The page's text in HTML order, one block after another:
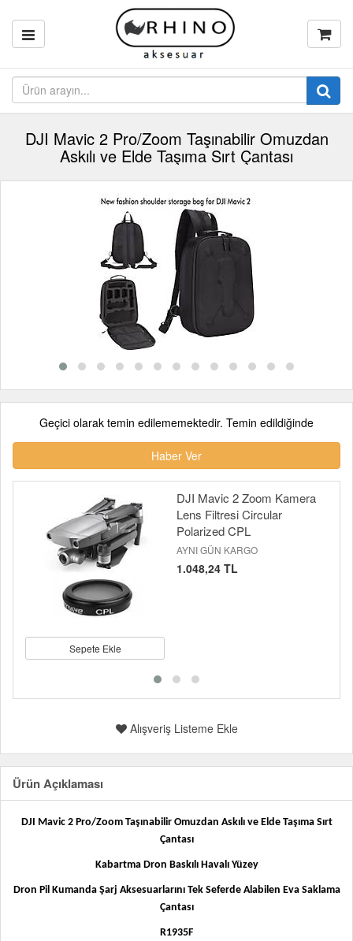
DJI Mavic 2 Pro/Zoom Taşınabilir Omuzdan
Askılı ve Elde Taşıma Sırt Çantası
Geçici olarak temin edilememektedir. Temin edildiğinde
Haber Ver
Sepete Ekle
DJI Mavic 2 Zoom Kamera
Lens Filtresi Circular
Polarized CPL
AYNI GÜN KARGO
1.048,24 TL
Alışveriş Listeme Ekle
Ürün Açıklaması
DJI Mavic 2 Pro/Zoom Taşınabilir Omuzdan Askılı ve Elde Taşıma Sırt
Çantası
Kabartma Dron Baskılı Havalı Yüzey
Dron Pil Kumanda Şarj Aksesuarlarını Tek Seferde Alabilen Eva Saklama
Çantası
R1935F